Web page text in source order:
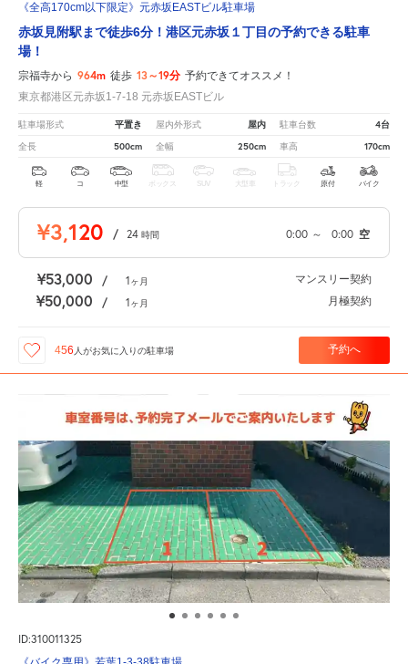
《全高170cm以下限定》元赤坂EASTビル駐車場
赤坂見附駅まで徒歩6分！港区元赤坂１丁目の予約できる駐車
場！
宗福寺から 964m 徒歩 13～19分 予約できてオススメ！
東京都港区元赤坂1-7-18 元赤坂EASTビル
駐車場形式 平置き 屋内外形式 屋内 駐車台数 4台
全長 500cm 全幅 250cm 車高 170cm
軽 コ 中型 ボックス SUV 大型車 トラック 原付 バイク
¥3,120 / 24 時間 0:00 ～ 0:00 空
¥53,000 / 1ヶ月 マンスリー契約
¥50,000 / 1ヶ月 月極契約
456 人がお気に入りの駐車場 予約へ
ID:310011325